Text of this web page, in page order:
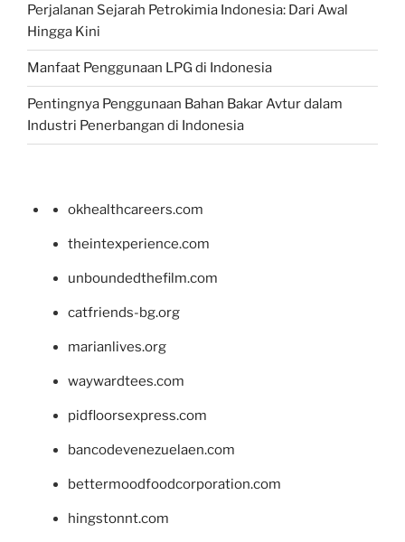
Perjalanan Sejarah Petrokimia Indonesia: Dari Awal
Hingga Kini
Manfaat Penggunaan LPG di Indonesia
Pentingnya Penggunaan Bahan Bakar Avtur dalam
Industri Penerbangan di Indonesia
okhealthcareers.com
theintexperience.com
unboundedthefilm.com
catfriends-bg.org
marianlives.org
waywardtees.com
pidfloorsexpress.com
bancodevenezuelaen.com
bettermoodfoodcorporation.com
hingstonnt.com